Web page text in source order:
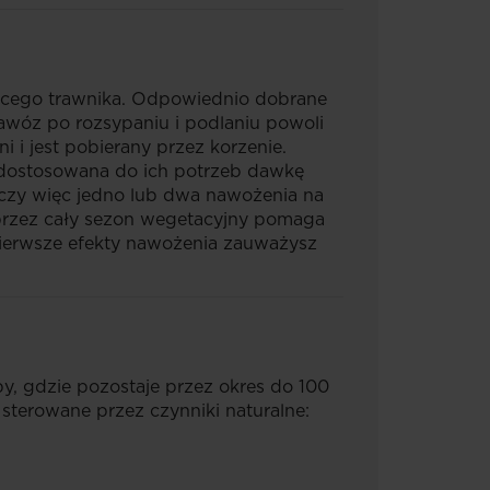
trawnika. Odpowiednio dobrane
po rozsypaniu i podlaniu powoli
i jest pobierany przez korzenie.
do ich potrzeb dawkę
więc jedno lub dwa nawożenia na
cały sezon wegetacyjny pomaga
efekty nawożenia zauważysz
gdzie pozostaje przez okres do 100
przez czynniki naturalne: